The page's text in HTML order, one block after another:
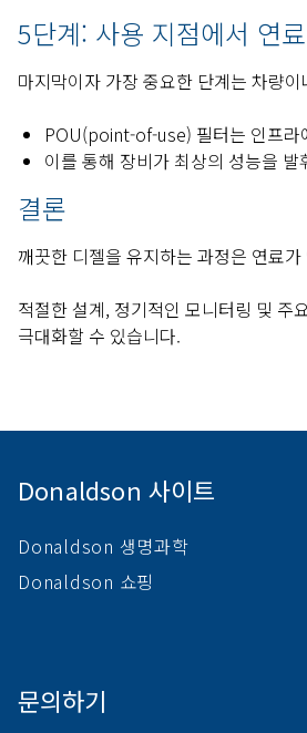
5단계: 사용 지점에서 연
마지막이자 가장 중요한 단계는 차량
POU(point-of-use) 필터는 인프라
이를 통해 장비가 최상의 성능을
결론
깨끗한 디젤을 유지하는 과정은 연료
적절한 설계, 정기적인 모니터링 및 주
극대화할 수 있습니다.
Donaldson 사이트
Donaldson 생명과학
Donaldson 쇼핑
문의하기